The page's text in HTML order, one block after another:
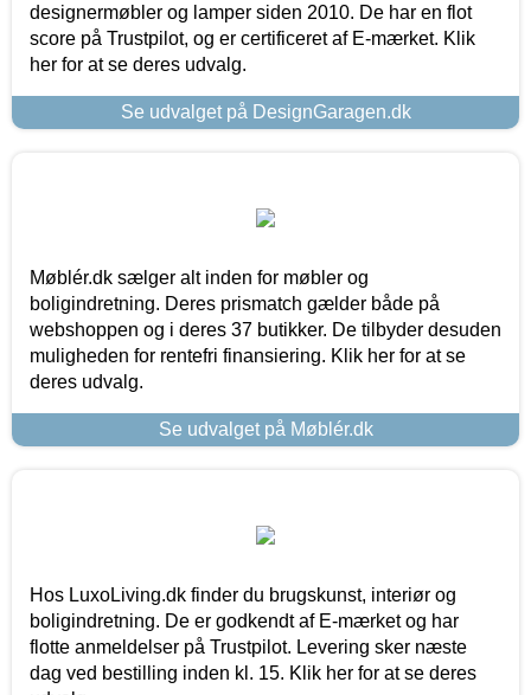
designermøbler og lamper siden 2010. De har en flot
score på Trustpilot, og er certificeret af E-mærket. Klik
her for at se deres udvalg.
Se udvalget på DesignGaragen.dk
Møblér.dk sælger alt inden for møbler og
boligindretning. Deres prismatch gælder både på
webshoppen og i deres 37 butikker. De tilbyder desuden
muligheden for rentefri finansiering. Klik her for at se
deres udvalg.
Se udvalget på Møblér.dk
Hos LuxoLiving.dk finder du brugskunst, interiør og
boligindretning. De er godkendt af E-mærket og har
flotte anmeldelser på Trustpilot. Levering sker næste
dag ved bestilling inden kl. 15. Klik her for at se deres